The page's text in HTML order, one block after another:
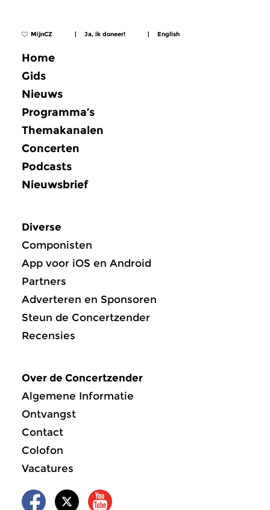
MijnCZ | Ja, ik doneer! | English
Home
Gids
Nieuws
Programma’s
Themakanalen
Concerten
Podcasts
Nieuwsbrief
Diverse
Componisten
App voor iOS en Android
Partners
Adverteren en Sponsoren
Steun de Concertzender
Recensies
Over de Concertzender
Algemene Informatie
Ontvangst
Contact
Colofon
Vacatures